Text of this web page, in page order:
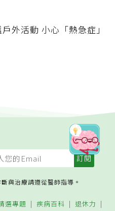
小心「熱急症」
與治療請遵從醫師指導。
選專題 疾病百科 退休力